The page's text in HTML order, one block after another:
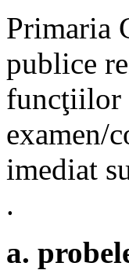
Primaria
publice
funcţiilor
examen/
imediat
.
a.